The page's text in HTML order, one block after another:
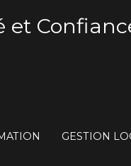
et
GESTION